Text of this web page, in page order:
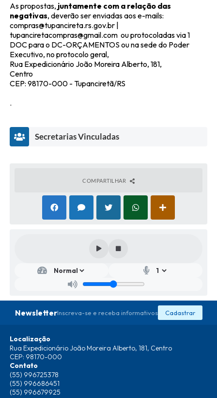
As propostas, juntamente com a relação das
negativas, deverão ser enviadas aos e-mails:
compras@tupancireta.rs.gov.br |
tupanciretacompras@gmail.com ou protocoladas via 1
DOC para o DC-ORÇAMENTOS ou na sede do Poder
Executivo, no protocolo geral,
Rua Expedicionário João Moreira Alberto, 181,
Centro
CEP: 98170-000 - Tupanciretã/RS
.
Secretarias Vinculadas
etar
o
Dreh
er
Vieir
a
COMPARTILHAR
NewsletterInscreva-se e receba informativos Cadastrar
Localização
Rua Expedicionário João Moreira Alberto, 181, Centro
CEP: 98170-000
Contato
(55) 996725378
(55) 996686451
(55) 996679925